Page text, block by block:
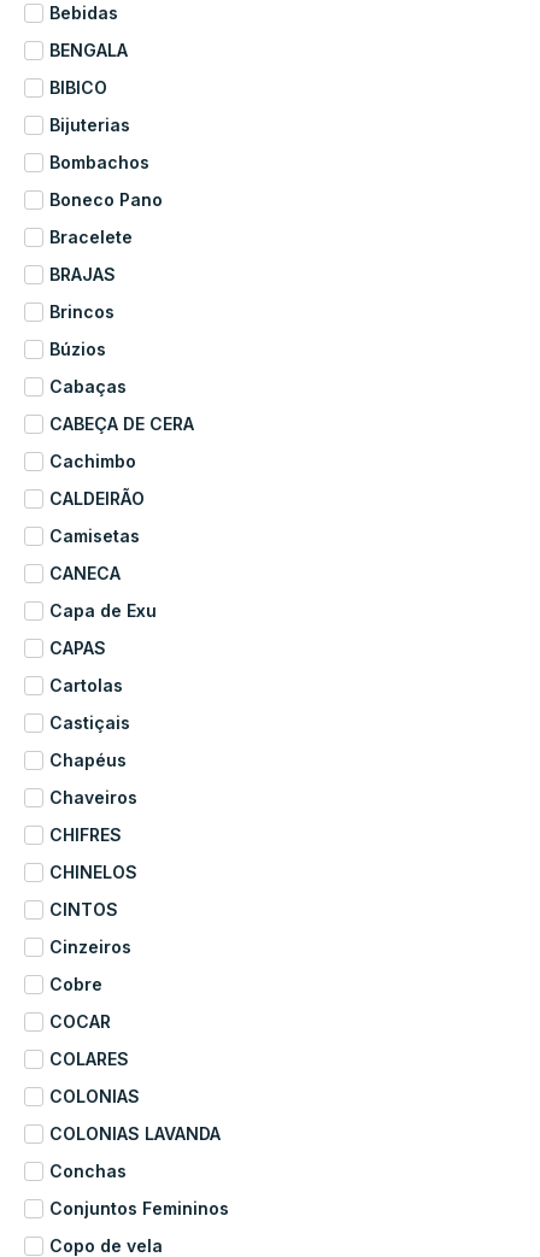
Bebidas
BENGALA
BIBICO
Bijuterias
Bombachos
Boneco Pano
Bracelete
BRAJAS
Brincos
Búzios
Cabaças
CABEÇA DE CERA
Cachimbo
CALDEIRÃO
Camisetas
CANECA
Capa de Exu
CAPAS
Cartolas
Castiçais
Chapéus
Chaveiros
CHIFRES
CHINELOS
CINTOS
Cinzeiros
Cobre
COCAR
COLARES
COLONIAS
COLONIAS LAVANDA
Conchas
Conjuntos Femininos
Copo de vela